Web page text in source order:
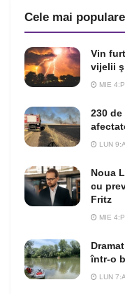
Cele mai populare
Vin
vijelii
MIE
230
LUN
Noua
cu
Fritz
MIE
într-o
LUN